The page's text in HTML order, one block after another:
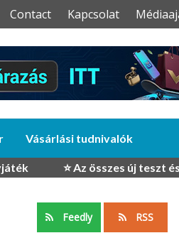
Contact Kapcsolat
Vásárlási tudnivalók
⭐ Az összes új teszt
Feedly RSS